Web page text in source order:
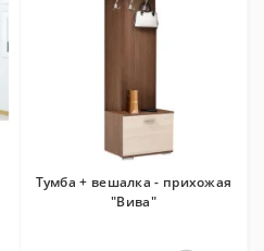
Тумба + вешалка - прихожая
"Вива"